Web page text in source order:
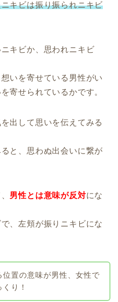
キビは振り振られニキビ
キビか、思われニキビ
いを寄せている男性がい
寄せられているかです。
出して思いを伝えてみる
と、思わぬ出会いに繋が
男性とは意味が反対にな
、左頬が振りニキビにな
位置の意味が男性、女性で
り！